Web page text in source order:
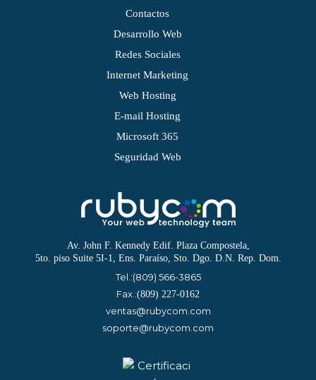
Contactos
Desarrollo Web
Redes Sociales
Internet Marketing
Web Hosting
E-mail Hosting
Microsoft 365
Seguridad Web
Av. John F. Kennedy Edif. Plaza Compostela,
5to. piso Suite 5I-1, Ens. Paraíso, Sto. Dgo. D.N. Rep. Dom.
Tel.:(809) 566-3865
Fax.:(809) 227-0162
ventas@rubycom.com
soporte@rubycom.com